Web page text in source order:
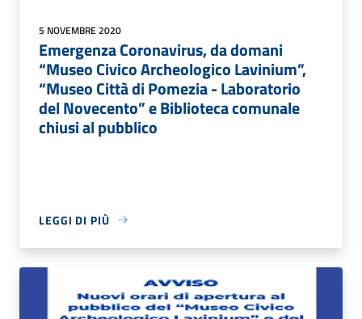
5 NOVEMBRE 2020
Emergenza Coronavirus, da domani
“Museo Civico Archeologico Lavinium”,
“Museo Città di Pomezia - Laboratorio
del Novecento” e Biblioteca comunale
chiusi al pubblico
LEGGI DI PIÙ